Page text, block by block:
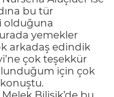
bu tür
olduğuna
yemekler
arkadaş edindik
çok teşekkür
için çok